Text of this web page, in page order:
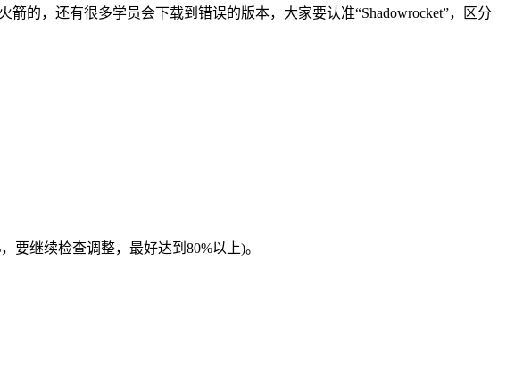
，还有很多学员会下载到错误的版本，大家要认准“Shadowrocket”，区分
要继续检查调整，最好达到80%以上)。